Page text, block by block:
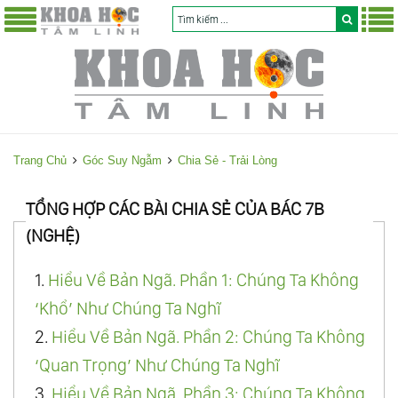
Trang Chủ Góc Suy Ngẫm Chia Sẻ - Trải Lòng
TỔNG HỢP CÁC BÀI CHIA SẺ CỦA BÁC 7B
(NGHỆ)
1. Hiểu Về Bản Ngã. Phần 1: Chúng Ta Không
‘Khổ’ Như Chúng Ta Nghĩ
2. Hiểu Về Bản Ngã. Phần 2: Chúng Ta Không
‘Quan Trọng’ Như Chúng Ta Nghĩ
3. Hiểu Về Bản Ngã. Phần 3: Chúng Ta Không